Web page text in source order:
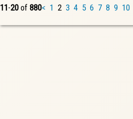
11-20 of 880< 1 2 3 4 5 6 7 8 9 10